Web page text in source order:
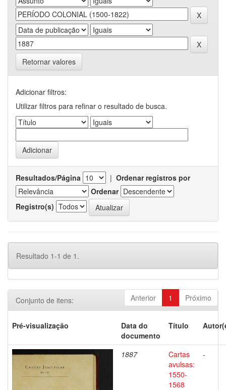
Retornar valores
Adicionar filtros:
Utilizar filtros para refinar o resultado de busca.
Resultados/Página | Ordenar registros por
Ordenar
Registro(s)
Resultado 1-1 de 1.
Anterior 1 Próximo
Conjunto de itens:
Pré-visualização
Data do
documento
Título
1887
Cartas
avulsas:
1550-
1568
-